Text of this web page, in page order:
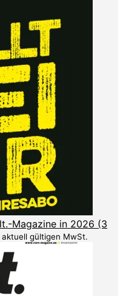
Magazine in 2026 (3
aktuell gültigen MwSt.